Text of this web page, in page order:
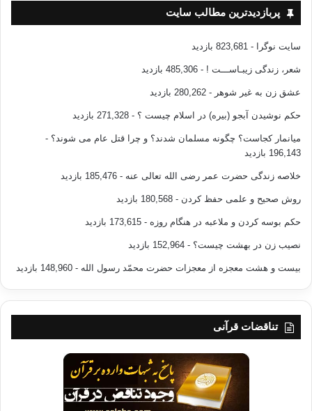
پربازدیدترین مطالب سایت
سایت نوگرا - 823,681 بازدید
شعر، زندگی زیبـاســـت ! - 485,306 بازدید
عشق زن به غیر شوهر - 280,262 بازدید
حکم نوشیدن آبجو (بیره) در اسلام چیست ؟ - 271,328 بازدید
میانمار کجاست؟ چگونه مسلمان شدند؟ و چرا قتل عام می شوند؟ -
196,143 بازدید
خلاصه زندگی حضرت عمر رضی الله تعالی عنه - 185,476 بازدید
روش صحیح و علمی حفظ کردن - 180,568 بازدید
حکم بوسه کردن و ملاعبه در هنگام روزه - 173,615 بازدید
نصیب زن در بهشت چیست؟ - 152,964 بازدید
بیست و هشت معجزه از معجزات حضرت محمّد رسول الله - 148,960 بازدید
تناقضات قرآنی